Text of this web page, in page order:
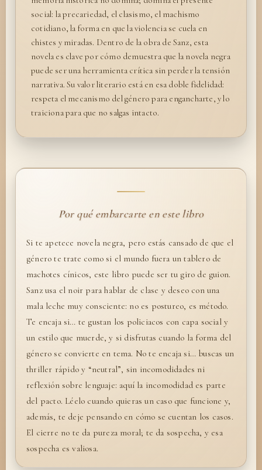
social: la precariedad, el clasismo, el machismo
cotidiano, la forma en que la violencia se cuela en
chistes y miradas. Dentro de la obra de Sanz, esta
novela es clave por cómo demuestra que la novela negra
puede ser una herramienta crítica sin perder la tensión
narrativa. Su valor literario está en esa doble fidelidad:
respeta el mecanismo del género para engancharte, y lo
traiciona para que no salgas intacto.
Por qué embarcarte en este libro
Si te apetece novela negra, pero estás cansado de que el
género te trate como si el mundo fuera un tablero de
machotes cínicos, este libro puede ser tu giro de guion.
Sanz usa el noir para hablar de clase y deseo con una
mala leche muy consciente: no es postureo, es método.
Te encaja si… te gustan los policiacos con capa social y
un estilo que muerde, y si disfrutas cuando la forma del
género se convierte en tema. No te encaja si… buscas un
thriller rápido y “neutral”, sin incomodidades ni
reflexión sobre lenguaje: aquí la incomodidad es parte
del pacto. Léelo cuando quieras un caso que funcione y,
además, te deje pensando en cómo se cuentan los casos.
El cierre no te da pureza moral; te da sospecha, y esa
sospecha es valiosa.